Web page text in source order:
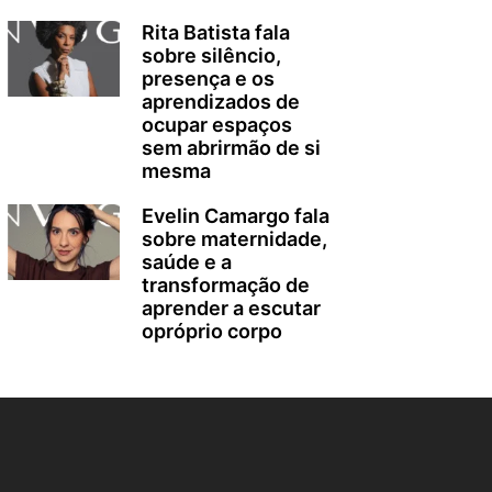
Rita Batista fala
sobre silêncio,
presença e os
aprendizados de
ocupar espaços
sem abrirmão de si
mesma
Evelin Camargo fala
sobre maternidade,
saúde e a
transformação de
aprender a escutar
opróprio corpo